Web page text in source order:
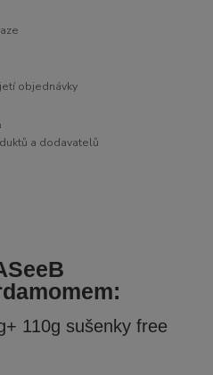
objednávky
a dodavatelů
110g sušenky free